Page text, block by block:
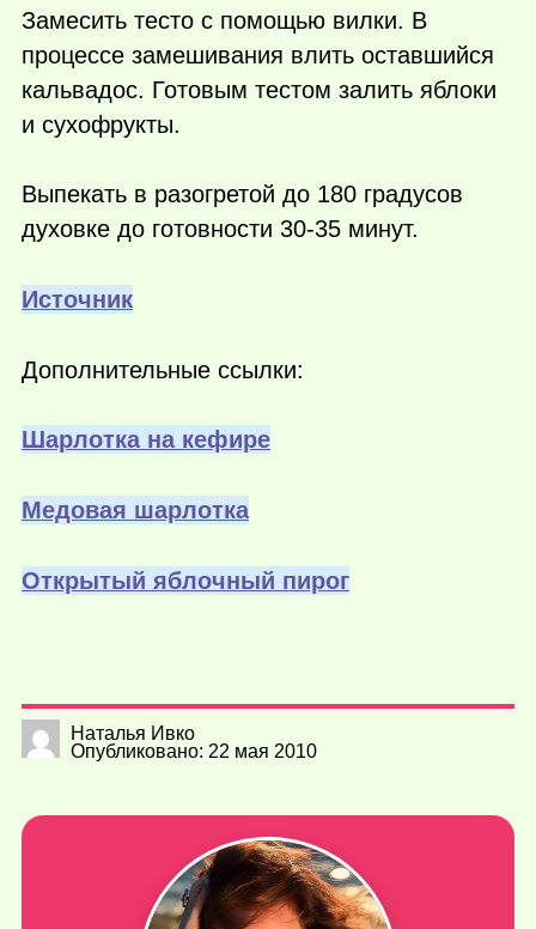
Замесить тесто с помощью вилки. В
процессе замешивания влить оставшийся
кальвадос. Готовым тестом залить яблоки
и сухофрукты.
Выпекать в разогретой до 180 градусов
духовке до готовности 30-35 минут.
Источник
Дополнительные ссылки:
Шарлотка на кефире
Медовая шарлотка
Открытый яблочный пирог
Наталья Ивко
Опубликовано: 22 мая 2010